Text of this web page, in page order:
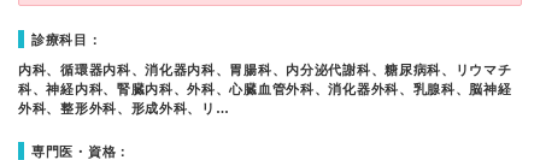
診療科目：
内科、循環器内科、消化器内科、胃腸科、内分泌代謝科、糖尿病科、リウマチ
科、神経内科、腎臓内科、外科、心臓血管外科、消化器外科、乳腺科、脳神経
外科、整形外科、形成外科、リ…
専門医・資格：